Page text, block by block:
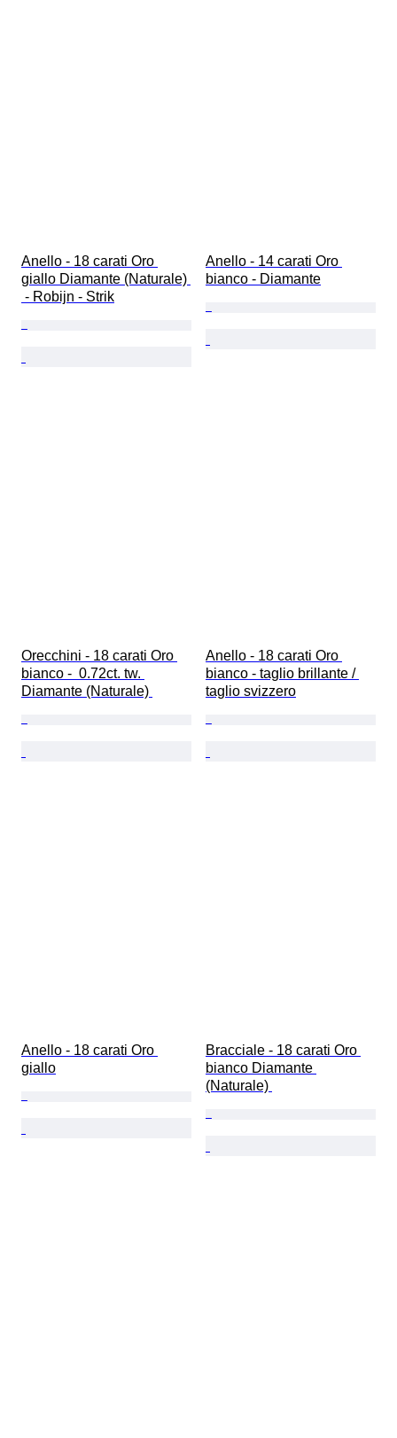
Anello - 18 carati Oro
giallo Diamante (Naturale)
- Robijn - Strik
Anello - 14 carati Oro
bianco - Diamante
Orecchini - 18 carati Oro
bianco -  0.72ct. tw.
Diamante (Naturale)
Anello - 18 carati Oro
bianco - taglio brillante /
taglio svizzero
Anello - 18 carati Oro
giallo
Bracciale - 18 carati Oro
bianco Diamante
(Naturale)